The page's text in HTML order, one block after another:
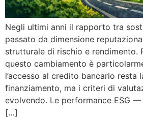
Negli ultimi anni il rapporto tra
passato da dimensione
strutturale di rischio e rendimento.
questo cambiamento è
l’accesso al credito bancario resta
finanziamento, ma i criteri di
evolvendo. Le performance ESG
[…]